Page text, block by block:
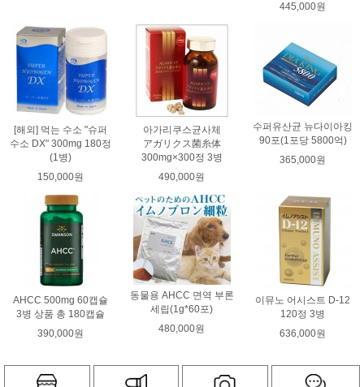
445,000원
[해외] 먹는 수소 "슈퍼
수소 DX" 300mg 180정
(1병)
150,000원
아가리쿠스균사체
アガリクス菌糸体
300mg×300정 3병
490,000원
수퍼유산균 뉴다이아킹
90포(1포당 5800억)
365,000원
AHCC 500mg 60캡슐
3병 상품 총 180캡슐
390,000원
동물용 AHCC 면역 부론
세립(1g*60포)
480,000원
이뮤노 어시스트 D-12
120정 3병
636,000원